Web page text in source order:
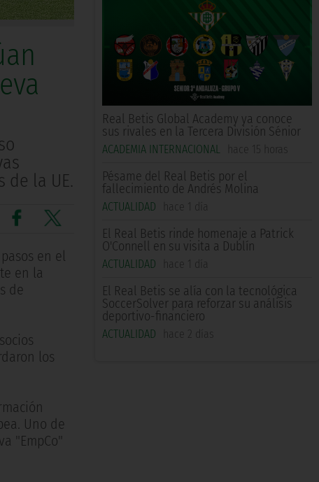
Real Betis Global Academy ya conoce
sus rivales en la Tercera División Sénior
ACADEMIA INTERNACIONAL hace 15 horas
Pésame del Real Betis por el
fallecimiento de Andrés Molina
ACTUALIDAD hace 1 día
El Real Betis rinde homenaje a Patrick
O'Connell en su visita a Dublín
ACTUALIDAD hace 1 día
El Real Betis se alía con la tecnológica
SoccerSolver para reforzar su análisis
deportivo-financiero
ACTUALIDAD hace 2 días
la UE.
en el
en la
de
los
Uno de
"EmpCo"